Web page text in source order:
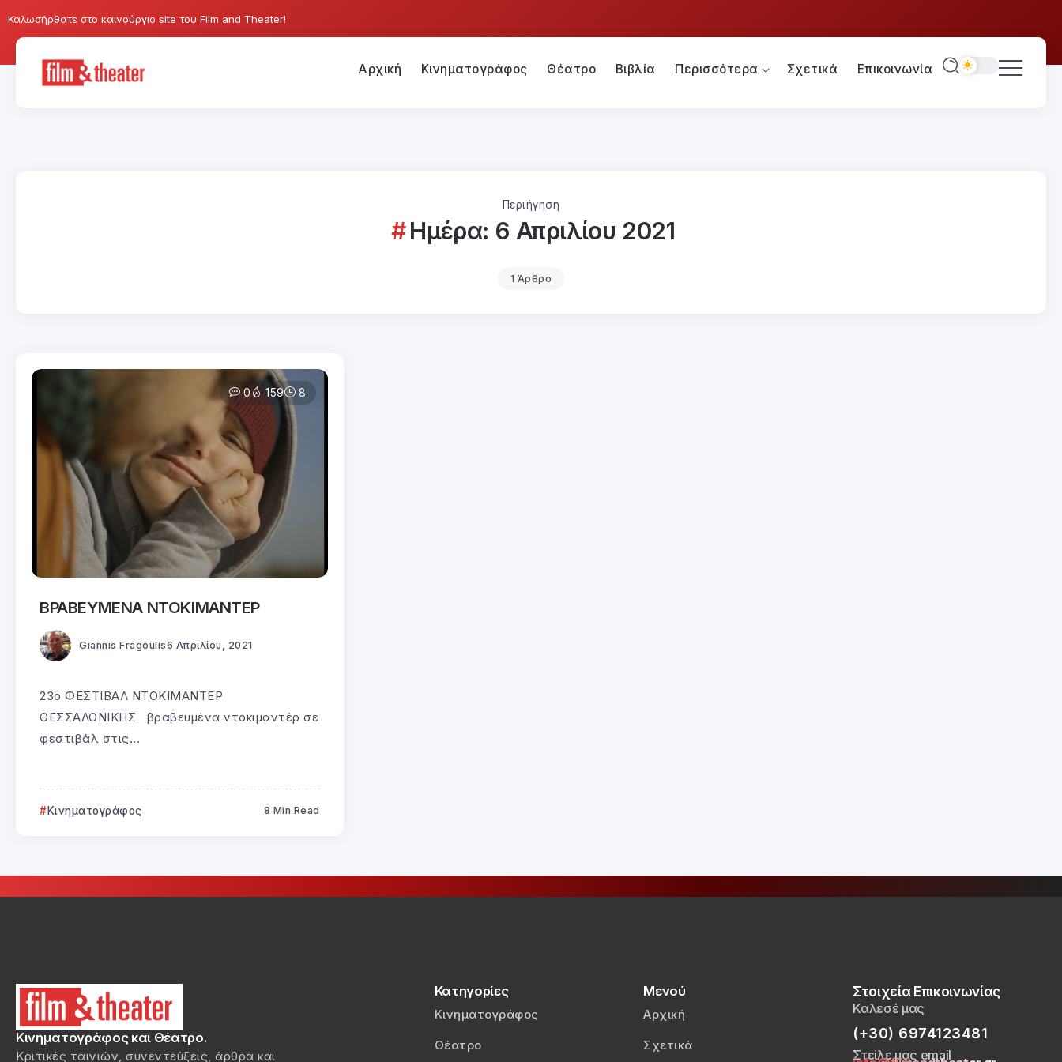
Καλωσήρθατε στο καινούργιο site του Film and Theater!
Αρχική Κινηματογράφος Θέατρο Βιβλία Περισσότερα Σχετικά Επικοινωνία
Περιήγηση
Ημέρα: 6 Απριλίου 2021
1 Άρθρο
0 159 8
ΒΡΑΒΕΥΜΕΝΑ ΝΤΟΚΙΜΑΝΤΕΡ
Giannis Fragoulis6 Απριλίου, 2021
23ο ΦΕΣΤΙΒΑΛ ΝΤΟΚΙΜΑΝΤΕΡ
ΘΕΣΣΑΛΟΝΙΚΗΣ βραβευμένα ντοκιμαντέρ σε
φεστιβάλ στις...
Κινηματογράφος 8 Min Read
Κινηματογράφος και Θέατρο.
Κριτικές ταινιών, συνεντεύξεις, άρθρα και
Κατηγορίες
Κινηματογράφος
Θέατρο
Μενού
Αρχική
Σχετικά
Στοιχεία Επικοινωνίας
Καλεσέ μας
(+30) 6974123481
Στείλε μας email